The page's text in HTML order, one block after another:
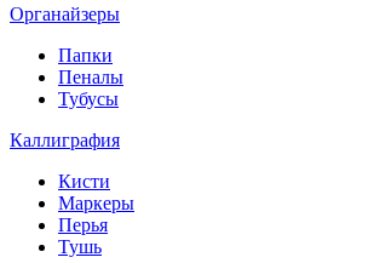
Органайзеры
Папки
Пеналы
Тубусы
Каллиграфия
Кисти
Маркеры
Перья
Тушь